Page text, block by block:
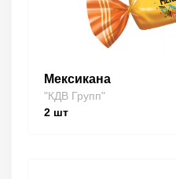
Мексикана
"КДВ Групп"
2 шт